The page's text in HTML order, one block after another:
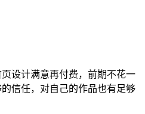
设计满意再付费，前期不花一
信任，对自己的作品也有足够